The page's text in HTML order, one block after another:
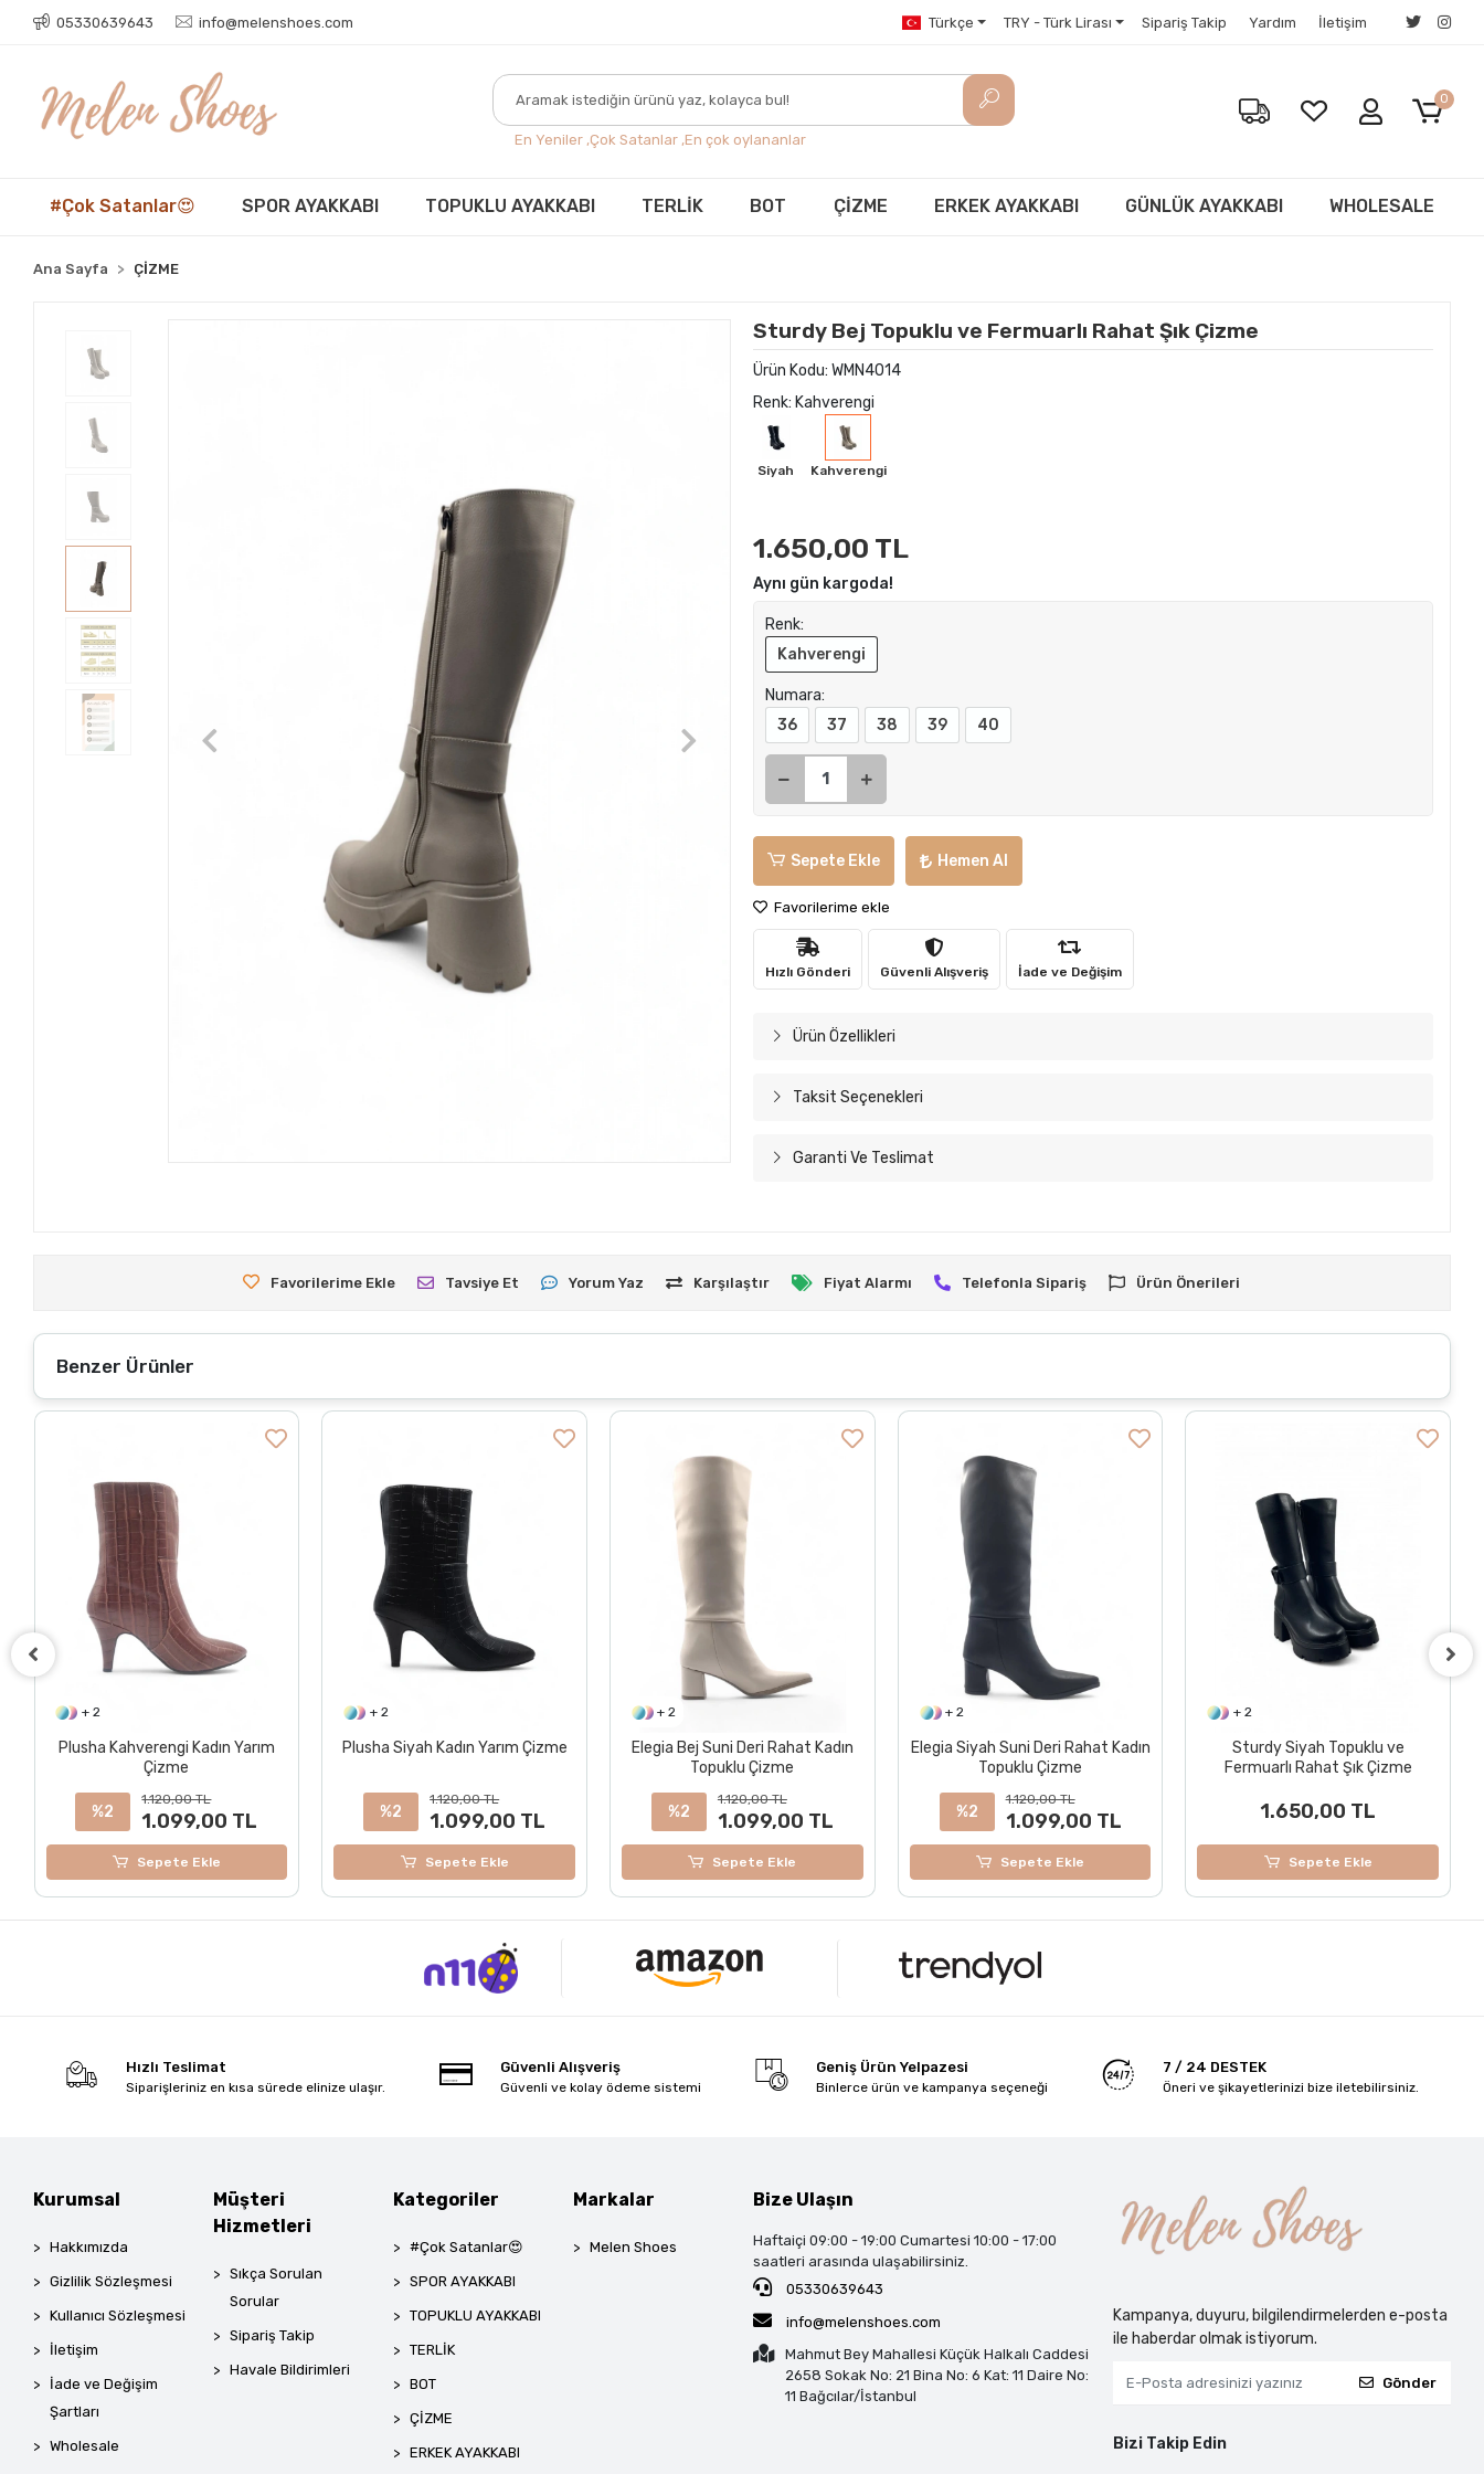
05330639643 info@melenshoes.com Türkçe TRY - Türk Lirası Sipariş Takip Yardım İletişim
En Yeniler ,Çok Satanlar ,En çok oylananlar
0
#Çok Satanlar😍 SPOR AYAKKABI TOPUKLU AYAKKABI TERLİK BOT ÇİZME ERKEK AYAKKABI GÜNLÜK AYAKKABI WHOLESALE
Ana Sayfa ÇİZME
Sturdy Bej Topuklu ve Fermuarlı Rahat Şık Çizme
Ürün Kodu: WMN4014
Renk: Kahverengi
Siyah Kahverengi
1.650,00 TL
Aynı gün kargoda!
Renk:
Kahverengi
Numara:
36
37 38 39 40
Sepete Ekle Hemen Al
Favorilerime ekle
Hızlı Gönderi Güvenli Alışveriş İade ve Değişim
Ürün Özellikleri
Taksit Seçenekleri
Garanti Ve Teslimat
Favorilerime Ekle Tavsiye Et Yorum Yaz Karşılaştır Fiyat Alarmı Telefonla Sipariş Ürün Önerileri
Benzer Ürünler
+ 2
Plusha Kahverengi Kadın Yarım
Çizme
%2
1.120,00 TL
1.099,00 TL
Sepete Ekle
+ 2
Plusha Siyah Kadın Yarım Çizme
%2
1.120,00 TL
1.099,00 TL
Sepete Ekle
+ 2
Elegia Bej Suni Deri Rahat Kadın
Topuklu Çizme
%2
1.120,00 TL
1.099,00 TL
Sepete Ekle
+ 2
Elegia Siyah Suni Deri Rahat Kadın
Topuklu Çizme
%2
1.120,00 TL
1.099,00 TL
Sepete Ekle
+ 2
Sturdy Siyah Topuklu ve
Fermuarlı Rahat Şık Çizme
1.650,00 TL
Sepete Ekle
Hızlı Teslimat
Siparişleriniz en kısa sürede elinize ulaşır.
Güvenli Alışveriş
Güvenli ve kolay ödeme sistemi
Geniş Ürün Yelpazesi
Binlerce ürün ve kampanya seçeneği
7 / 24 DESTEK
Öneri ve şikayetlerinizi bize iletebilirsiniz.
Kurumsal
Hakkımızda
Gizlilik Sözleşmesi
Kullanıcı Sözleşmesi
İletişim
İade ve Değişim
Şartları
Wholesale
Müşteri
Hizmetleri
Sıkça Sorulan
Sorular
Sipariş Takip
Havale Bildirimleri
Kategoriler
#Çok Satanlar😍
SPOR AYAKKABI
TOPUKLU AYAKKABI
TERLİK
BOT
ÇİZME
ERKEK AYAKKABI
Markalar
Melen Shoes
Bize Ulaşın
Haftaiçi 09:00 - 19:00 Cumartesi 10:00 - 17:00
saatleri arasında ulaşabilirsiniz.
05330639643
info@melenshoes.com
Mahmut Bey Mahallesi Küçük Halkalı Caddesi
2658 Sokak No: 21 Bina No: 6 Kat: 11 Daire No:
11 Bağcılar/İstanbul
Kampanya, duyuru, bilgilendirmelerden e-posta
ile haberdar olmak istiyorum.
Gönder
Bizi Takip Edin